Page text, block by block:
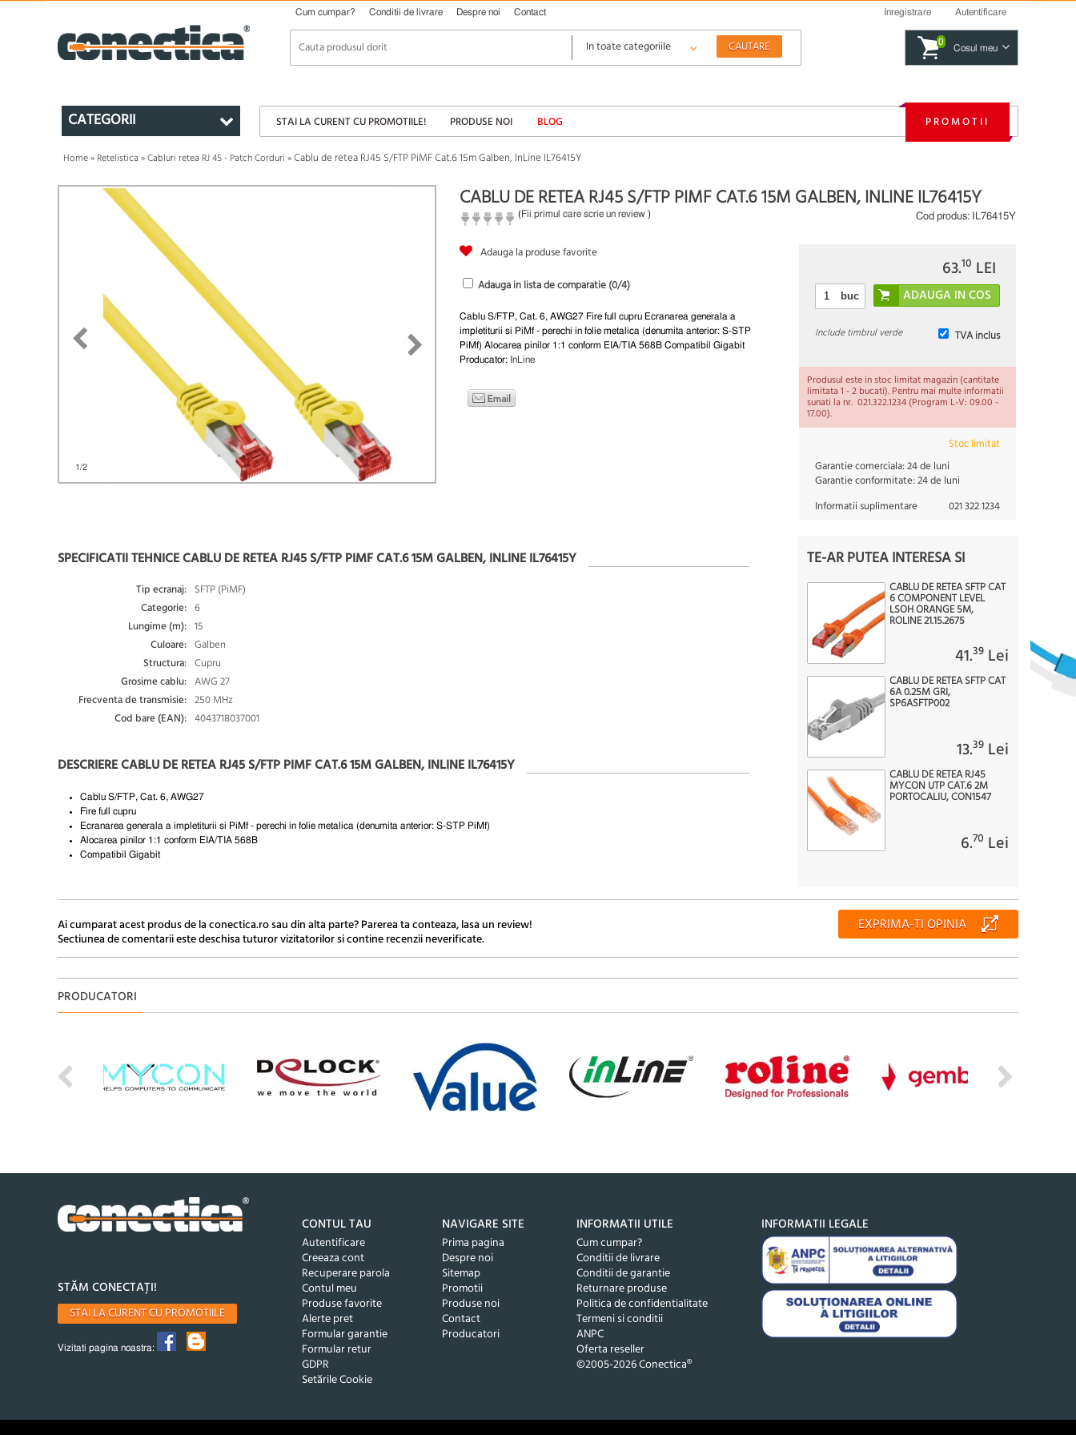
Cum cumpar? Conditii de livrare Despre noi Contact Inregistrare Autentificare
0
Cosul meu
CATEGORII STAI LA CURENT CU PROMOTIILE! PRODUSE NOI BLOG PROMOTII
Home» Retelistica »Cabluri retea RJ 45 - Patch Corduri »Cablu de retea RJ45 S/FTP PiMF Cat.6 15m Galben, InLine IL76415Y
1/2
CABLU DE RETEA RJ45 S/FTP PIMF CAT.6 15M GALBEN, INLINE IL76415Y
(Fii primul care scrie un review ) Cod produs: IL76415Y
Adauga la produse favorite
Adauga in lista de comparatie (0/4)
Cablu S/FTP, Cat. 6, AWG27 Fire full cupru Ecranarea generala a
impletiturii si PiMf - perechi in folie metalica (denumita anterior: S-STP
PiMf) Alocarea pinilor 1:1 conform EIA/TIA 568B Compatibil Gigabit
Producator: InLine
63.10 LEI
buc
TVA inclus
Include timbrul verde
Produsul este in stoc limitat magazin (cantitate
limitata 1 - 2 bucati). Pentru mai multe informatii
sunati la nr. 021.322.1234 (Program L-V: 09.00 -
17.00).
Stoc limitat
Garantie comerciala:24 de luni
Garantie conformitate:24 de luni
Informatii suplimentare
021 322 1234
SPECIFICATII TEHNICE CABLU DE RETEA RJ45 S/FTP PIMF CAT.6 15M GALBEN, INLINE IL76415Y
Tip ecranaj: SFTP (PiMF)
Categorie: 6
Lungime (m): 15
Culoare: Galben
Structura: Cupru
Grosime cablu: AWG 27
Frecventa de transmisie: 250 MHz
Cod bare (EAN): 4043718037001
DESCRIERE CABLU DE RETEA RJ45 S/FTP PIMF CAT.6 15M GALBEN, INLINE IL76415Y
Cablu S/FTP, Cat.6, AWG27
Fire full cupru
Ecranarea generala a impletiturii si PiMf - perechi in folie metalica (denumita anterior: S-STP PiMf)
Alocarea pinilor 1:1 conform EIA/TIA 568B
Compatibil Gigabit
TE-AR PUTEA INTERESA SI
CABLU DE RETEA SFTP CAT
6 COMPONENT LEVEL
LSOH ORANGE 5M,
ROLINE 21.15.2675
41.39 Lei
CABLU DE RETEA SFTP CAT
6A 0.25M GRI,
SP6ASFTP002
13.39 Lei
CABLU DE RETEA RJ45
MYCON UTP CAT.6 2M
PORTOCALIU, CON1547
6.70 Lei
Ai cumparat acest produs de la conectica.ro sau din alta parte? Parerea ta conteaza, lasa un review!
Sectiunea de comentarii este deschisa tuturor vizitatorilor si contine recenzii neverificate.
EXPRIMA-TI OPINIA
PRODUCATORI
STĂM CONECTAȚI!
STAI LA CURENT CU PROMOTIILE
Vizitati pagina noastra:
CONTUL TAU
Autentificare
Creeaza cont
Recuperare parola
Contul meu
Produse favorite
Alerte pret
Formular garantie
Formular retur
GDPR
Setările Cookie
NAVIGARE SITE
Prima pagina
Despre noi
Sitemap
Promotii
Produse noi
Contact
Producatori
INFORMATII UTILE
Cum cumpar?
Conditii de livrare
Conditii de garantie
Returnare produse
Politica de confidentialitate
Termeni si conditii
ANPC
Oferta reseller
©2005-2026 Conectica®
INFORMATII LEGALE